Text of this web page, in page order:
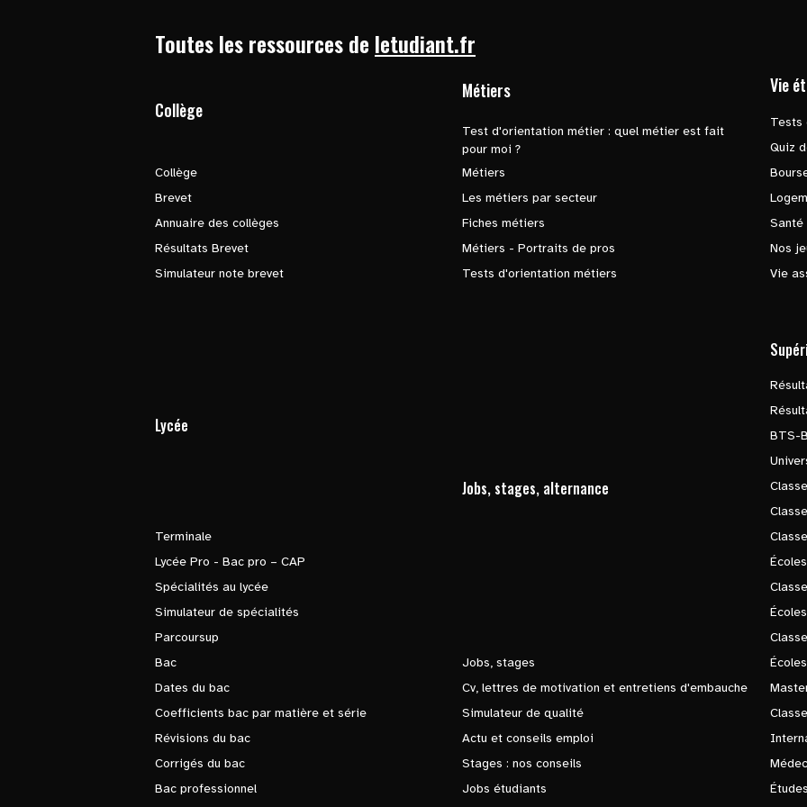
Toutes les ressources de letudiant.fr
Collège
Collège
Brevet
Annuaire des collèges
Résultats Brevet
Simulateur note brevet
Métiers
Test d'orientation métier : quel métier est fait
pour moi ?
Métiers
Les métiers par secteur
Fiches métiers
Métiers - Portraits de pros
Tests d'orientation métiers
Vie
Tests
Quiz
Santé
Nos
Vie
Lycée
Terminale
Lycée Pro - Bac pro – CAP
Spécialités au lycée
Simulateur de spécialités
Parcoursup
Bac
Dates du bac
Coefficients bac par matière et série
Révisions du bac
Corrigés du bac
Bac professionnel
Jobs, stages, alternance
Jobs, stages
Cv, lettres de motivation et entretiens d'embauche
Simulateur de qualité
Actu et conseils emploi
Stages : nos conseils
Jobs étudiants
BTS-